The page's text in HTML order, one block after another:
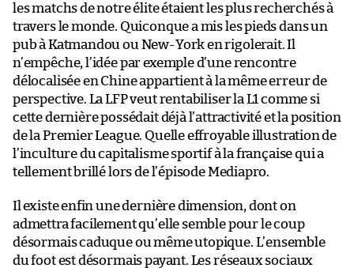
les matchs de notre élite étaient les plus recherchés à
travers le monde. Quiconque a mis les pieds dans un
pub à Katmandou ou New-York en rigolerait. Il
n’empêche, l’idée par exemple d’une rencontre
délocalisée en Chine appartient à la même erreur de
perspective. La LFP veut rentabiliser la L1 comme si
cette dernière possédait déjà l’attractivité et la position
de la Premier League. Quelle effroyable illustration de
l’inculture du capitalisme sportif à la française qui a
tellement brillé lors de l’épisode Mediapro.
Il existe enfin une dernière dimension, dont on
admettra facilement qu’elle semble pour le coup
désormais caduque ou même utopique. L’ensemble
du foot est désormais payant. Les réseaux sociaux